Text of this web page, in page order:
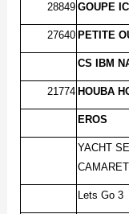
28849 GOUPE
27640 PETITE
CS IBM
21774 HOUBA
EROS
YACHT
Lets Go 3